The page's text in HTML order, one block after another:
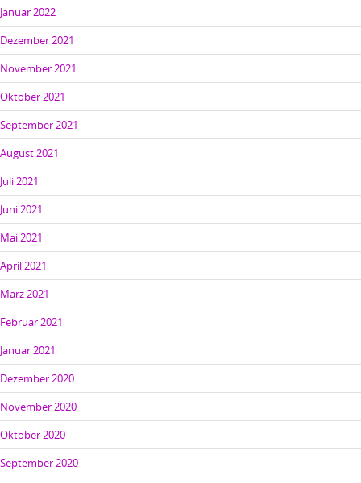
Januar 2022
Dezember 2021
November 2021
Oktober 2021
September 2021
August 2021
Juli 2021
Juni 2021
Mai 2021
April 2021
März 2021
Februar 2021
Januar 2021
Dezember 2020
November 2020
Oktober 2020
September 2020